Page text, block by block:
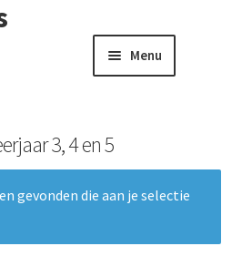
Menu
3, 4 en 5
gevonden die aan je selectie